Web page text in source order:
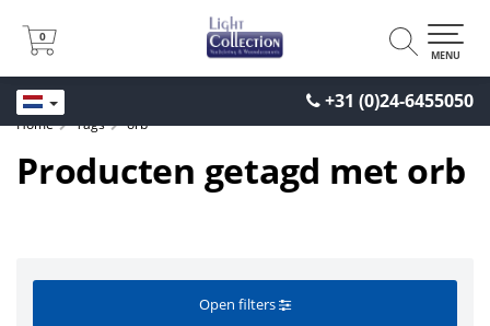
+31 (0)24-6455050
0
0
MENU
Home Tags orb
Producten getagd met orb
Open filters